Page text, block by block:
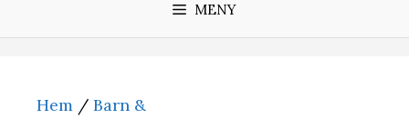
MENY
Hem / Barn &